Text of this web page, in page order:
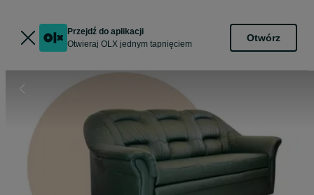
Przejdź do aplikacji
Otwieraj OLX jednym tapnięciem
Otwórz